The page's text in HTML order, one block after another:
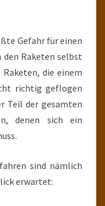
Gefahr für einen
den Raketen selbst
Raketen, die einem
richtig geflogen
Teil der gesamten
denen sich ein
sind nämlich
erwartet: